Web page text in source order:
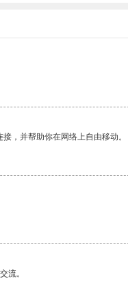
，并帮助你在网络上自由移动。
流。